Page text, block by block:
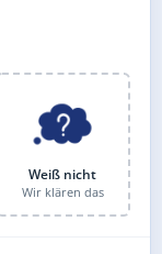
Weiß nicht
Wir klären das